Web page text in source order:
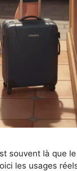
souvent là que
les usages